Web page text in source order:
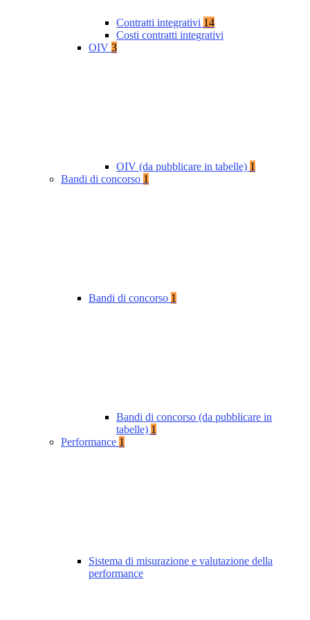
Contratti integrativi 14
Costi contratti integrativi
OIV 3
OIV (da pubblicare in tabelle) 1
Bandi di concorso 1
Bandi di concorso 1
Bandi di concorso (da pubblicare in
tabelle) 1
Performance 1
Sistema di misurazione e valutazione della
performance